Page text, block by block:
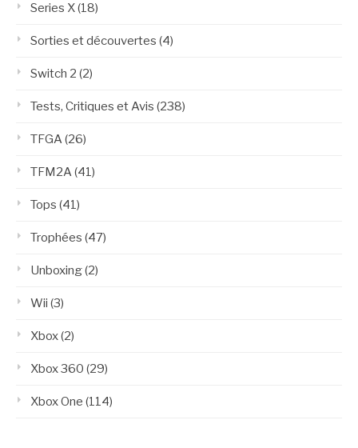
Series X(18)
Sorties et découvertes (4)
Switch 2 (2)
Tests, Critiques et Avis (238)
TFGA(26)
TFM2A(41)
Tops (41)
Trophées (47)
Unboxing(2)
Wii (3)
Xbox(2)
Xbox 360 (29)
Xbox One (114)